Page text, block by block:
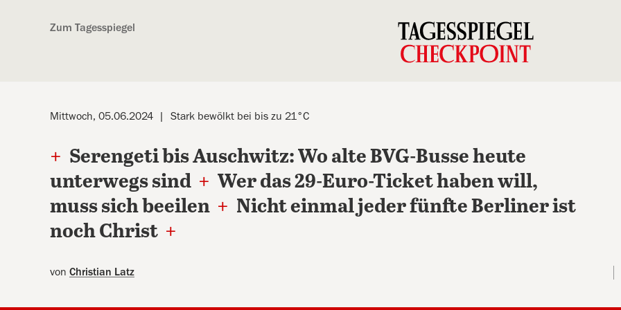
Zum Tagesspiegel
Mittwoch, 05.06.2024 Stark bewölkt bei bis zu 21°C
+ Serengeti bis Auschwitz: Wo alte BVG-Busse heute
unterwegs sind + Wer das 29-Euro-Ticket haben will,
muss sich beeilen + Nicht einmal jeder fünfte Berliner ist
noch Christ +
von Christian Latz